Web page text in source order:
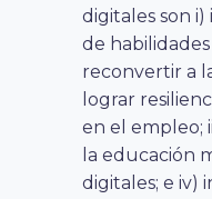
digitales son
de habilidades
reconvertir a
lograr
en el empleo;
la educación
digitales; e iv)